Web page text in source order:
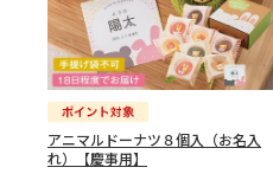
アニマルドーナツ８個入（お名入
れ）【慶事用】